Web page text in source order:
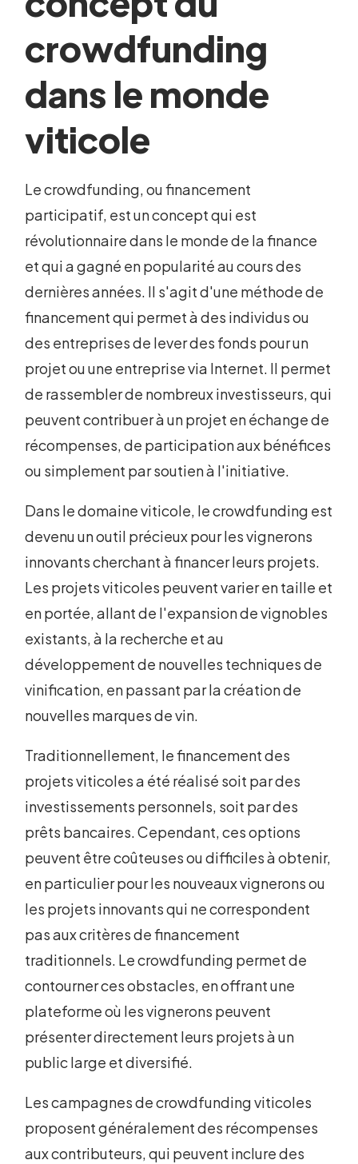
crowdfunding
dans le monde
viticole
Le crowdfunding, ou financement
participatif, est un concept qui est
révolutionnaire dans le monde de la finance
et qui a gagné en popularité au cours des
dernières années. Il s'agit d'une méthode de
financement qui permet à des individus ou
des entreprises de lever des fonds pour un
projet ou une entreprise via Internet. Il permet
de rassembler de nombreux investisseurs, qui
peuvent contribuer à un projet en échange de
récompenses, de participation aux bénéfices
ou simplement par soutien à l'initiative.
Dans le domaine viticole, le crowdfunding est
devenu un outil précieux pour les vignerons
innovants cherchant à financer leurs projets.
Les projets viticoles peuvent varier en taille et
en portée, allant de l'expansion de vignobles
existants, à la recherche et au
développement de nouvelles techniques de
vinification, en passant par la création de
nouvelles marques de vin.
Traditionnellement, le financement des
projets viticoles a été réalisé soit par des
investissements personnels, soit par des
prêts bancaires. Cependant, ces options
peuvent être coûteuses ou difficiles à obtenir,
en particulier pour les nouveaux vignerons ou
les projets innovants qui ne correspondent
pas aux critères de financement
traditionnels. Le crowdfunding permet de
contourner ces obstacles, en offrant une
plateforme où les vignerons peuvent
présenter directement leurs projets à un
public large et diversifié.
Les campagnes de crowdfunding viticoles
proposent généralement des récompenses
aux contributeurs, qui peuvent inclure des